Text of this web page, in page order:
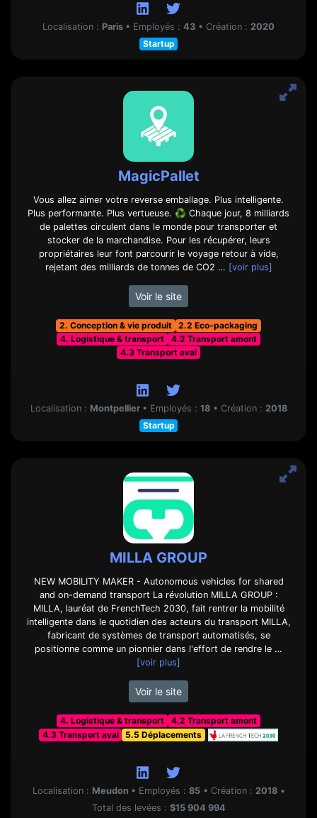
Localisation : Paris • Employés : 43 • Création : 2020
Startup
MagicPallet
Vous allez aimer votre reverse emballage. Plus intelligente.
Plus performante. Plus vertueuse. ♻️ Chaque jour, 8 milliards
de palettes circulent dans le monde pour transporter et
stocker de la marchandise. Pour les récupérer, leurs
propriétaires leur font parcourir le voyage retour à vide,
rejetant des milliards de tonnes de CO2 … [voir plus]
Voir le site
2. Conception & vie produit
2.2 Eco-packaging
4. Logistique & transport
4.2 Transport amont
4.3 Transport aval
Localisation : Montpellier • Employés : 18 • Création : 2018
Startup
MILLA GROUP
NEW MOBILITY MAKER - Autonomous vehicles for shared
and on-demand transport La révolution MILLA GROUP :
MILLA, lauréat de FrenchTech 2030, fait rentrer la mobilité
intelligente dans le quotidien des acteurs du transport MILLA,
fabricant de systèmes de transport automatisés, se
positionne comme un pionnier dans l'effort de rendre le …
[voir plus]
Voir le site
4. Logistique & transport
4.2 Transport amont
4.3 Transport aval
5.5 Déplacements
Localisation : Meudon • Employés : 85 • Création : 2018 •
Total des levées : $15 904 994